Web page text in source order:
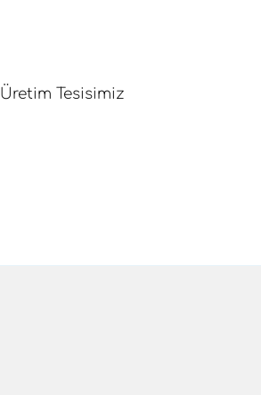
Üretim Tesisimiz